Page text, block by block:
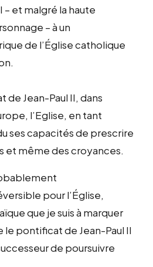
– et malgré la haute
– à un
de l’Église catholique
de Jean-Paul II, dans
l’Eglise, en tant
ses capacités de prescrire
même des croyances.
pour l’Église,
que je suis à marquer
le pontificat de Jean-Paul II
de poursuivre